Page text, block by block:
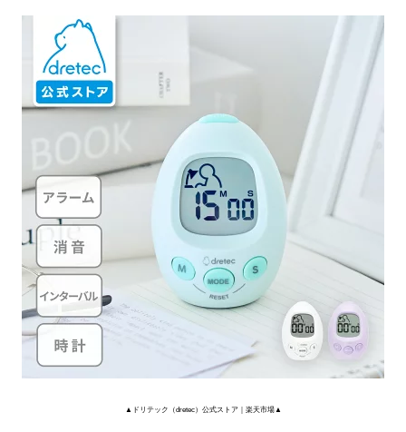
▲ドリテック（dretec）公式ストア｜楽天市場▲